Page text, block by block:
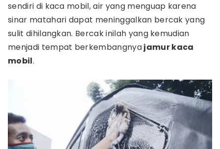
sendiri di kaca mobil, air yang menguap karena
sinar matahari dapat meninggalkan bercak yang
sulit dihilangkan. Bercak inilah yang kemudian
menjadi tempat berkembangnyajamur kaca
mobil.